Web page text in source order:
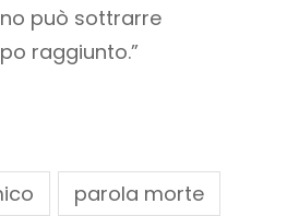
può sottrarre
raggiunto.”
parola morte